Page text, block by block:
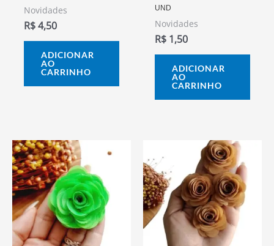
Novidades
R$4,50
ADICIONAR
AO
CARRINHO
UND
Novidades
R$ 1,50
ADICIONAR
AO
CARRINHO